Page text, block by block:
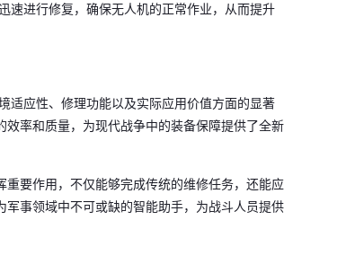
速进行修复，确保无人机的正常作业，从而提升
适应性、修理功能以及实际应用价值方面的显著
率和质量，为现代战争中的装备保障提供了全新
要作用，不仅能够完成传统的维修任务，还能应
事领域中不可或缺的智能助手，为战斗人员提供